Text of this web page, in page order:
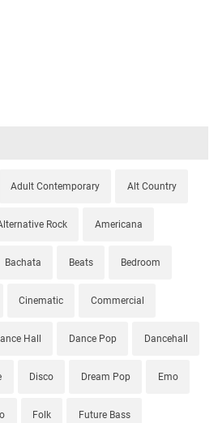
Adult Contemporary Alt Country
Rock Americana
Bachata Beats Bedroom
Cinematic Commercial
Hall Dance Pop Dancehall
Disco Dream Pop Emo
Folk Future Bass